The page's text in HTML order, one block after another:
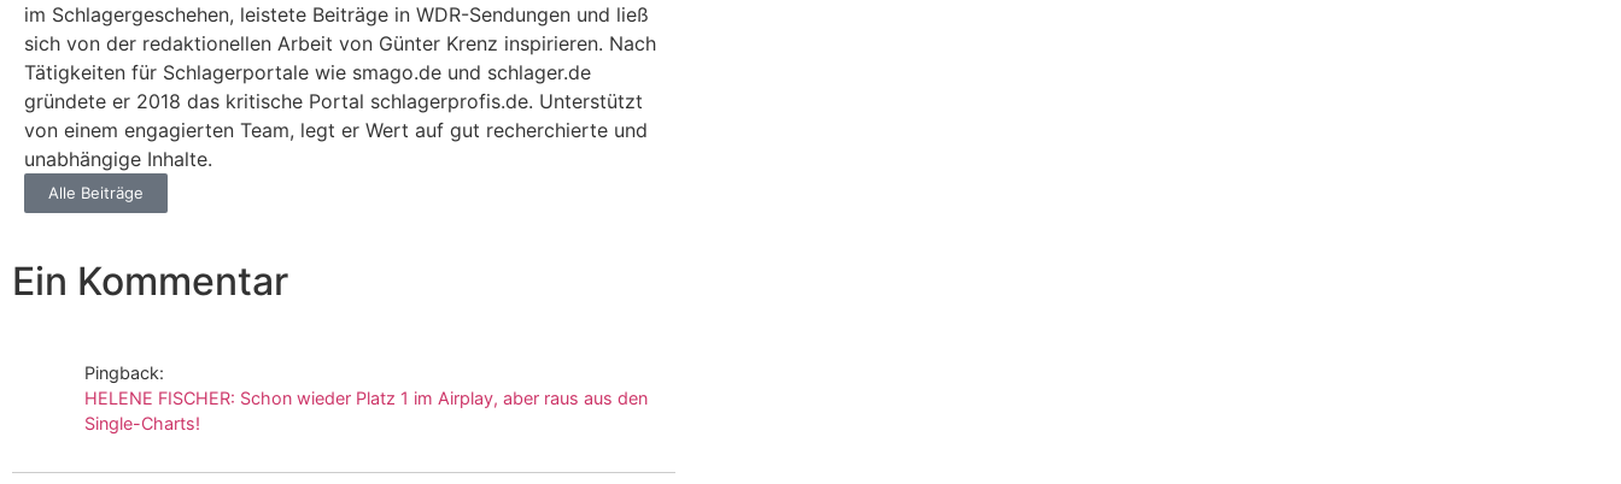
im Schlagergeschehen, leistete Beiträge in WDR-Sendungen und ließ
sich von der redaktionellen Arbeit von Günter Krenz inspirieren. Nach
Tätigkeiten für Schlagerportale wie smago.de und schlager.de
gründete er 2018 das kritische Portal schlagerprofis.de. Unterstützt
von einem engagierten Team, legt er Wert auf gut recherchierte und
unabhängige Inhalte.
Alle Beiträge
Ein Kommentar
Pingback:
HELENE FISCHER: Schon wieder Platz 1 im Airplay, aber raus aus den
Single-Charts!